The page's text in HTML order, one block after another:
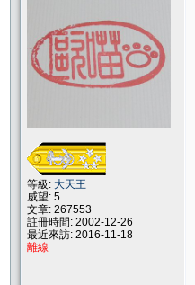
等級: 大天王
威望: 5
文章: 267553
註冊時間: 2002-12-26
最近來訪: 2016-11-18
離線